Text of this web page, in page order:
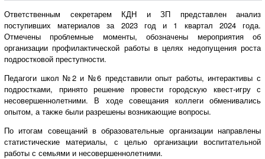
Ответственным секретарем КДН и ЗП представлен анализ
поступивших материалов за 2023 год и 1 квартал 2024 года.
Отмечены проблемные моменты, обозначены мероприятия об
организации профилактической работы в целях недопущения роста
подростковой преступности.
Педагоги школ №2 и №6 представили опыт работы, интерактивы с
подростками, принято решение провести городскую квест-игру с
несовершеннолетними. В ходе совещания коллеги обменивались
опытом, а также были разрешены возникающие вопросы.
По итогам совещаний в образовательные организации направлены
статистические материалы, с целью организации воспитательной
работы с семьями и несовершеннолетними.